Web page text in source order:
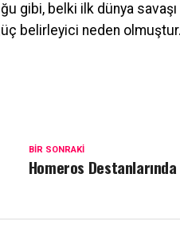
gibi, belki ilk dünya
belirleyici neden olmuştur.
BIR SONRAKI
Homeros Destanlarında